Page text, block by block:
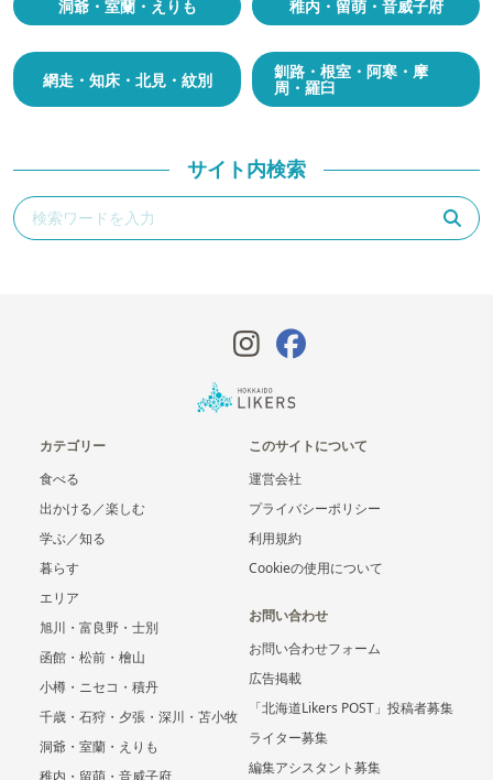
洞爺・室蘭・えりも 稚内・留萌・音威子府
網走・知床・北見・紋別 釧路・根室・阿寒・摩
周・羅臼
サイト内検索
カテゴリー
食べる
出かける／楽しむ
学ぶ／知る
暮らす
エリア
旭川・富良野・士別
函館・松前・檜山
小樽・ニセコ・積丹
千歳・石狩・夕張・深川・苫小牧
洞爺・室蘭・えりも
稚内・留萌・音威子府
このサイトについて
運営会社
プライバシーポリシー
利用規約
Cookieの使用について
お問い合わせ
お問い合わせフォーム
広告掲載
「北海道Likers POST」投稿者募集
ライター募集
編集アシスタント募集